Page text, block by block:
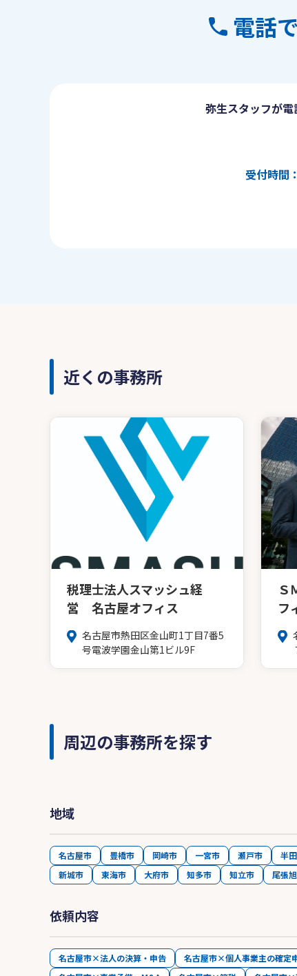
電話
弥生スタッフが電
受付時間
近くの事務所
税理士法人スマッシュ経
営 名古屋オフィス
名古屋市熱田区金山町1丁目7番5
号電波学園金山第1ビル9F
Ｓ
フ
周辺の事務所を探す
地域
名古屋市 豊橋市 岡崎市 一宮市 瀬戸市 半
新城市
東海市 大府市 知多市 知立市 尾張
依頼内容
名古屋市×法人の決算・申告 名古屋市×個人事業主の確定